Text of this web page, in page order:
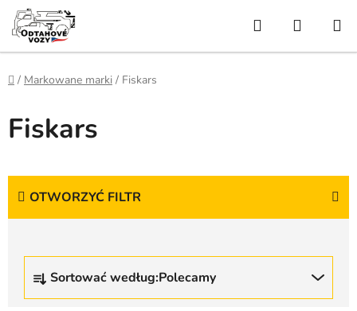
Przejść
do
treści
Szukaj
Home
/ Markowane marki / Fiskars
Fiskars
OTWORZYĆ FILTR
S
o
Sortować według:Polecamy